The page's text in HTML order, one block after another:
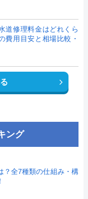
道修理料金はどれくら
費用目安と相場比較・
ング
？全7種類の仕組み・構